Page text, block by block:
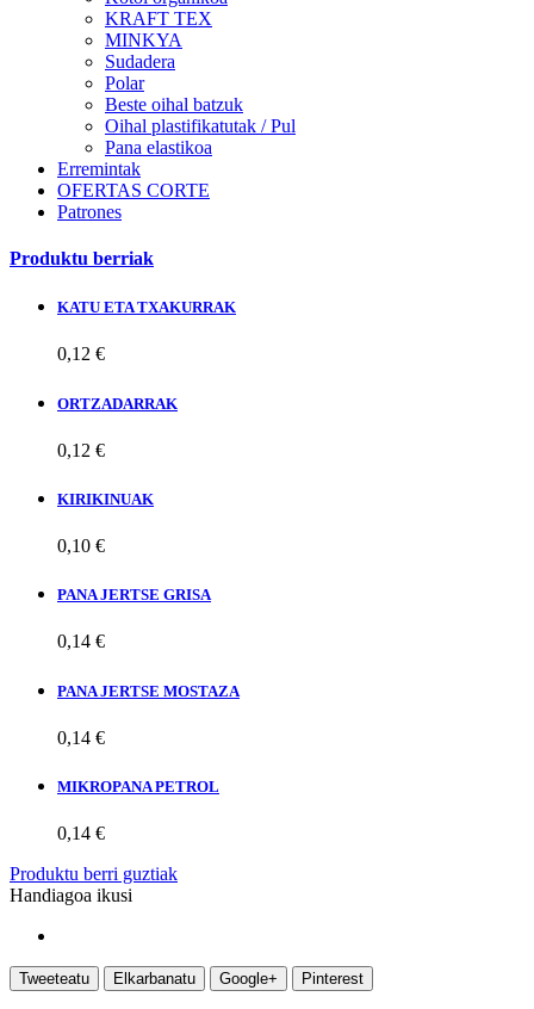
KRAFT TEX
MINKYA
Sudadera
Polar
Beste oihal batzuk
Oihal plastifikatutak / Pul
Pana elastikoa
Erremintak
OFERTAS CORTE
Patrones
Produktu berriak
KATU ETA TXAKURRAK
0,12 €
ORTZADARRAK
0,12 €
KIRIKINUAK
0,10 €
PANA JERTSE GRISA
0,14 €
PANA JERTSE MOSTAZA
0,14 €
MIKROPANA PETROL
0,14 €
Produktu berri guztiak
Handiagoa ikusi
Tweeteatu Elkarbanatu Google+ Pinterest